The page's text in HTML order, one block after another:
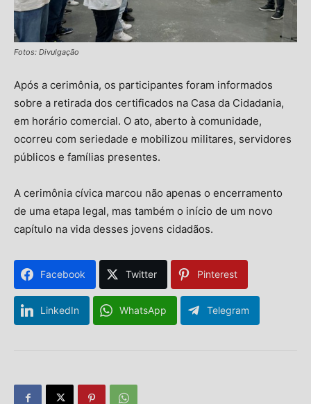
Fotos: Divulgação
Após a cerimônia, os participantes foram informados
sobre a retirada dos certificados na Casa da Cidadania,
em horário comercial. O ato, aberto à comunidade,
ocorreu com seriedade e mobilizou militares, servidores
públicos e famílias presentes.
A cerimônia cívica marcou não apenas o encerramento
de uma etapa legal, mas também o início de um novo
capítulo na vida desses jovens cidadãos.
Facebook Twitter Pinterest
LinkedIn WhatsApp Telegram